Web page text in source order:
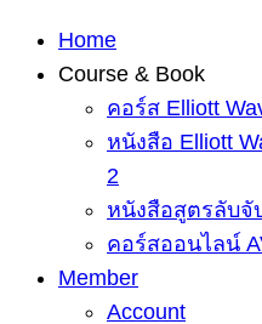
Home
Course & Book
คอร์ส Elliott
หนังสือ Elliott
2
หนังสือสูตรลับจั
คอร์สออนไลน์
Member
Account